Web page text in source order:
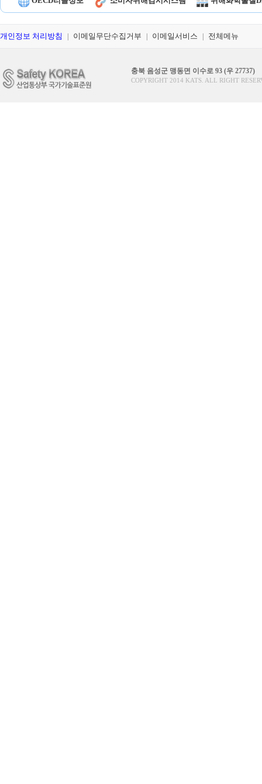
개인정보 처리방침 이메일무단수집거부 이메일서비스 전체메뉴
충북 음성군 맹동면 이수로 93 (우 27737)
COPYRIGHT 2014 KATS. ALL RIGHT